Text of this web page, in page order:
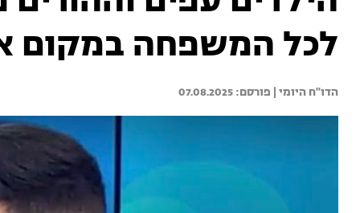
לכל המשפחה במקום
הדו"ח היומי | 07.08.2025